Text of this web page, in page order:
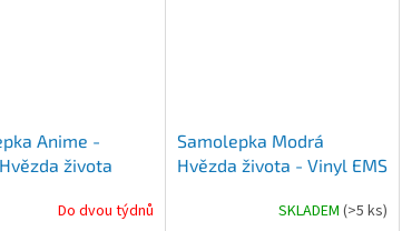
Anime -
života
Do dvou týdnů
Samolepka Modrá
Hvězda života - Vinyl EMS
SKLADEM(>5 ks)